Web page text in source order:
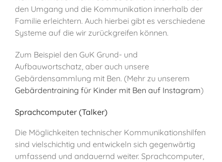
den Umgang und die Kommunikation innerhalb der
Familie erleichtern. Auch hierbei gibt es verschiedene
Systeme auf die wir zurückgreifen können.
Zum Beispiel den GuK Grund- und
Aufbauwortschatz, aber auch unsere
Gebärdensammlung mit Ben. (Mehr zu unserem
Gebärdentraining für Kinder mit Ben auf Instagram)
Sprachcomputer (Talker)
Die Möglichkeiten technischer Kommunikationshilfen
sind vielschichtig und entwickeln sich gegenwärtig
umfassend und andauernd weiter. Sprachcomputer,